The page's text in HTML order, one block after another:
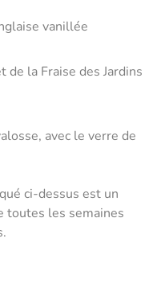
vanillée
la Fraise des Jardins
avec le verre de
ci-dessus est un
toutes les semaines